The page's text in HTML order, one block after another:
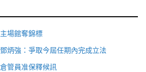
場館奪錦標
炳強：爭取今屆任期內完成立法
管員准保釋候訊